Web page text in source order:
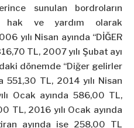
sunulan bordroların
hak ve yardım olarak
yılı Nisan ayında “DİĞER
TL, 2007 yılı Şubat ayı
dönemde “Diğer gelirler
551,30 TL, 2014 yılı Nisan
Ocak ayında 586,00 TL,
TL, 2016 yılı Ocak ayında
ayında ise 258,00 TL